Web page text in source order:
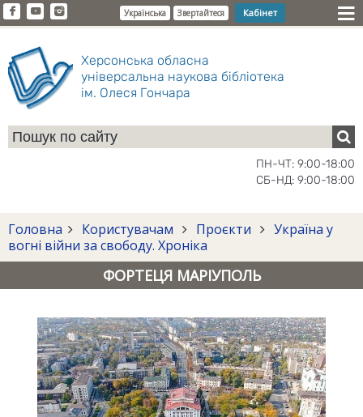
Українська Звертайтеся Кабінет
Херсонська обласна
універсальна наукова бібліотека
ім. Олеся Гончара
ПН-ЧТ: 9:00-18:00
СБ-НД: 9:00-18:00
Головна Користувачам Проєкти
Україна у
вогні війни за свободу. Хроніка
ФОРТЕЦЯ МАРІУПОЛЬ